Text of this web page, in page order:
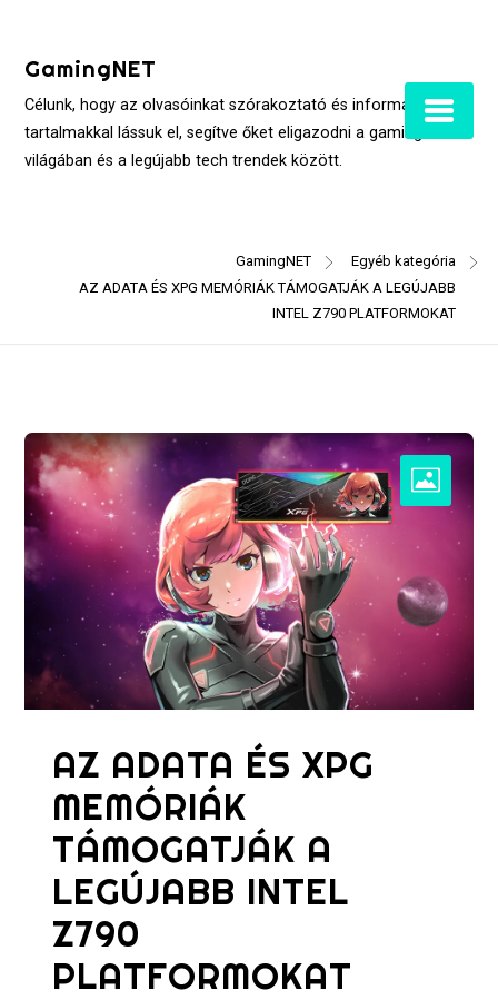
contentGamingNET
Célunk, hogy az olvasóinkat szórakoztató és informatív
tartalmakkal lássuk el, segítve őket eligazodni a gaming
világában és a legújabb tech trendek között.
GamingNET
Egyéb kategória
AZ ADATA ÉS XPG MEMÓRIÁK TÁMOGATJÁK A LEGÚJABB
INTEL Z790 PLATFORMOKAT
AZ ADATA ÉS XPG
MEMÓRIÁK
TÁMOGATJÁK A
LEGÚJABB INTEL
Z790
PLATFORMOKAT